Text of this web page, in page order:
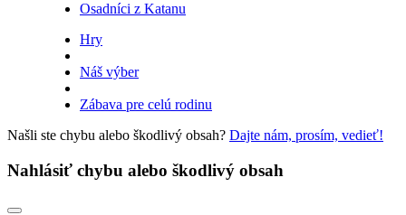
Osadníci z Katanu
Hry
Náš výber
Zábava pre celú rodinu
Našli ste chybu alebo škodlivý obsah? Dajte nám, prosím, vedieť!
Nahlásiť chybu alebo škodlivý obsah